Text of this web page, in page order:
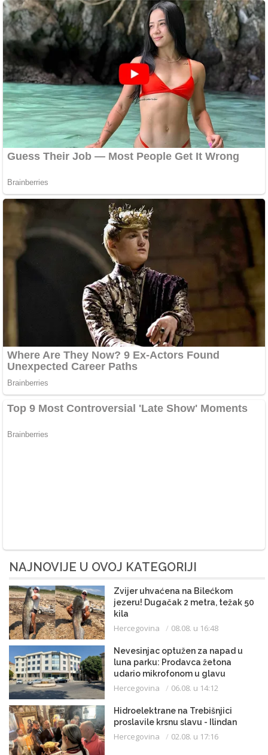
NAJNOVIJE U OVOJ KATEGORIJI
Zvijer uhvaćena na Bilećkom
jezeru! Dugačak 2 metra, težak 50
kila
Hercegovina 08.08. u 16:48
Nevesinjac optužen za napad u
luna parku: Prodavca žetona
udario mikrofonom u glavu
Hercegovina 06.08. u 14:12
Hidroelektrane na Trebišnjici
proslavile krsnu slavu - Ilindan
Hercegovina 02.08. u 17:16